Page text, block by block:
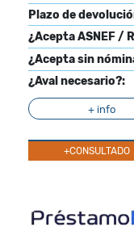
Plazo de
¿Acepta ASNEF /
¿Acepta sin
¿Aval necesario?:
+ info
+CONSULTADO